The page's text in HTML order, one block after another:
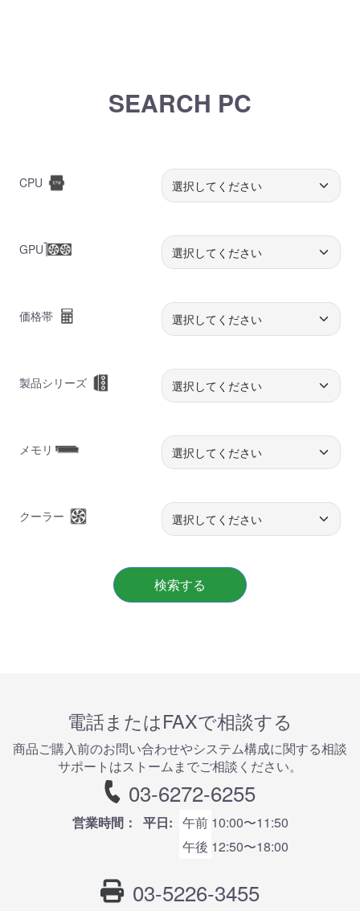
SEARCH PC
CPU
GPU
価格帯
製品シリーズ
メモリ
クーラー
検索する
電話またはFAXで相談する
商品ご購⼊前のお問い合わせやシステム構成に関する相談
サポートはストームまでご相談ください。
03-6272-6255
営業時間： 平日: 午前 10:00〜11:50
午後 12:50〜18:00
03-5226-3455